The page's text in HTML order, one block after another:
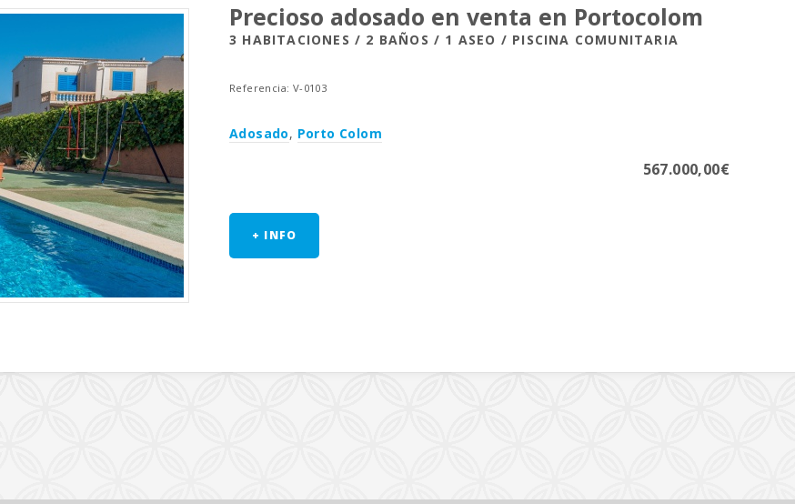
Precioso adosado en venta en Portocolom
3 HABITACIONES / 2 BAÑOS / 1 ASEO / PISCINA COMUNITARIA
Referencia: V-0103
Adosado, Porto Colom
567.000,00€
+ INFO